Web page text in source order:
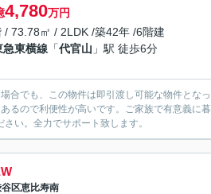
4,780万円
/ 73.78㎡ / 2LDK /築42年 /6階建
急東横線 「代官山 」駅 徒歩6分
合でも、この物件は即引渡し可能な物件とな
るので利便性が高いです。ご家族で有意義に
い。全力でサポート致します。
区恵比寿南